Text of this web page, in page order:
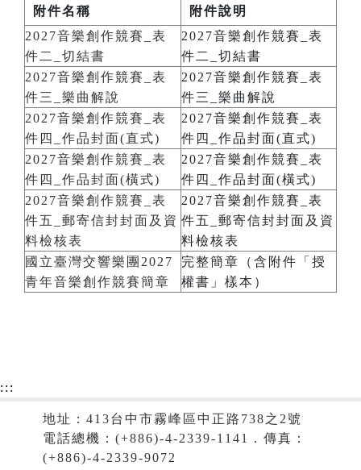
附件名稱
附件說明
2027音樂創作競賽_表
件二_切結書
2027音樂創作競賽_表
件二_切結書
2027音樂創作競賽_表
件三_樂曲解說
2027音樂創作競賽_表
件三_樂曲解說
2027音樂創作競賽_表
件四_作品封面(直式)
2027音樂創作競賽_表
件四_作品封面(直式)
2027音樂創作競賽_表
件四_作品封面(橫式)
2027音樂創作競賽_表
件四_作品封面(橫式)
2027音樂創作競賽_表
件五_郵寄信封封面及資
料檢核表
2027音樂創作競賽_表
件五_郵寄信封封面及資
料檢核表
國立臺灣交響樂團2027
青年音樂創作競賽簡章
完整簡章（含附件「授
權書」樣本）
:::
地址：413台中市霧峰區中正路738之2號
電話總機：(+886)-4-2339-1141．傳真：
(+886)-4-2339-9072